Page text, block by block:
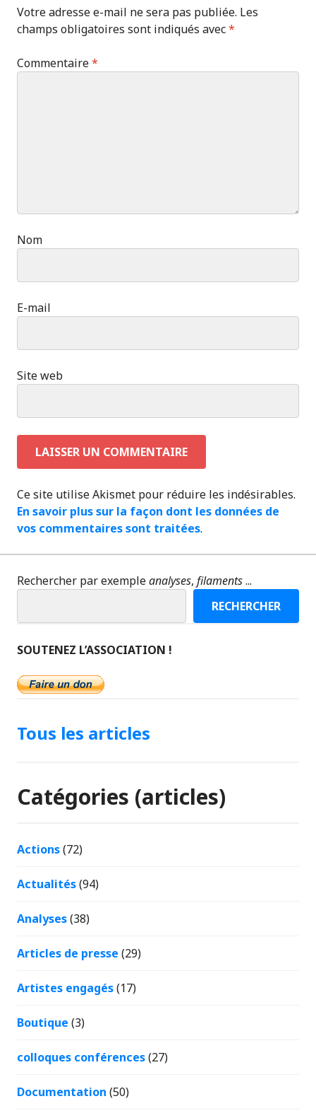
Votre adresse e-mail ne sera pas publiée. Les
champs obligatoires sont indiqués avec*
Commentaire*
Nom
E-mail
Site web
Ce site utilise Akismet pour réduire les indésirables.
En savoir plus sur la façon dont les données de
vos commentaires sont traitées.
Rechercher par exempleanalyses, filaments...
RECHERCHER
SOUTENEZ L’ASSOCIATION !
Tous les articles
Catégories (articles)
Actions(72)
Actualités(94)
Analyses(38)
Articles de presse (29)
Artistes engagés(17)
Boutique (3)
colloques conférences(27)
Documentation (50)